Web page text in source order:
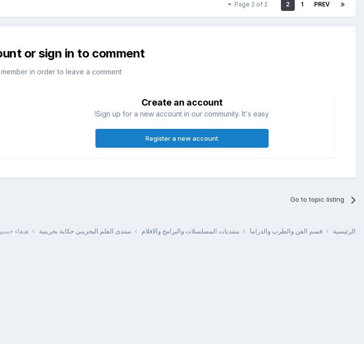
PREV
1
2
Page 2 of 2
or sign in to comment
in order to leave a comment
Create an account
Sign up for a new account in our community. It's easy!
Register a new account
Go to topic listing
الرئيسية قسم الفن والطرب والدراما منتديات المسلسلات والبرامج والافلام منتدى الفلم البحريني حكاية بحرينية هيفاء